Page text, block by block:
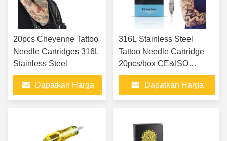
20pcs Cheyenne Tattoo
Needle Cartridges 316L
Stainless Steel
Dapatkan Harga
316L Stainless Steel
Tattoo Needle Cartridge
20pcs/box CE&ISO
Certified
Dapatkan Harga